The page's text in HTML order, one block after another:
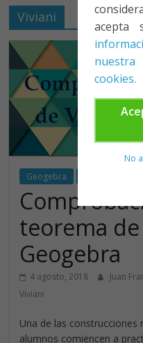
acepta
cookies.
No
Viviani
Geogebra
teorema
Geogebra
4 agosto, 2018 Juan
Viviani
Una de las construcciones
alumnos comiencen a